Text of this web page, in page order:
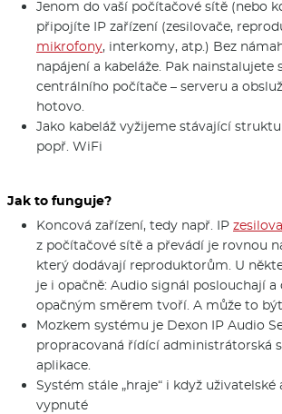
Jenom do vaší počítačové sítě (nebo
připojíte IP zařízení (zesilovače,
mikrofony, interkomy, atp.) Bez
napájení a kabeláže. Pak nainstalujete
centrálního počítače – serveru a
hotovo.
Jako kabeláž vyžijeme stávající
popř. WiFi
Jak to funguje?
Koncová zařízení, tedy např. IP
z počítačové sítě a převádí je rovnou
který dodávají reproduktorům. U
je i opačně: Audio signál poslouchají a
opačným směrem tvoří. A může to
Mozkem systému je Dexon IP Audio
propracovaná řídící administrátorská
aplikace.
Systém stále „hraje“ i když uživatelské
vypnuté